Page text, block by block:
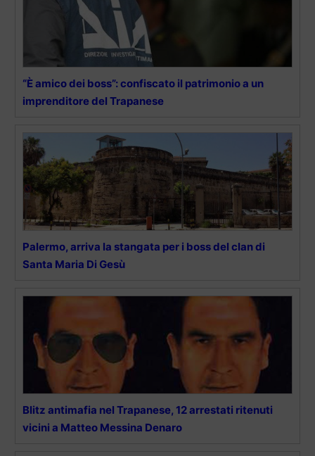
“È amico dei boss”: confiscato il patrimonio a un
imprenditore del Trapanese
Palermo, arriva la stangata per i boss del clan di
Santa Maria Di Gesù
Blitz antimafia nel Trapanese, 12 arrestati ritenuti
vicini a Matteo Messina Denaro